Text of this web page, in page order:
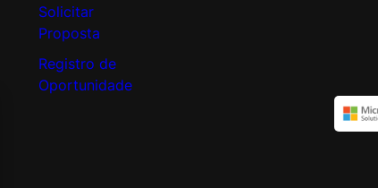
Solicitar
Proposta
Registro de
Oportunidade